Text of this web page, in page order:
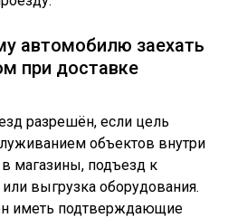
автомобилю заехать
при доставке
разрешён, если цель
объектов внутри
магазины, подъезд к
выгрузка оборудования.
иметь подтверждающие